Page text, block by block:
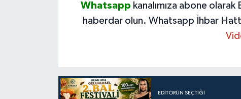
Whatsapp kanalımıza abone
haberdar olun. Whatsapp İhbar
EDITÖRÜN SEÇTIĞI